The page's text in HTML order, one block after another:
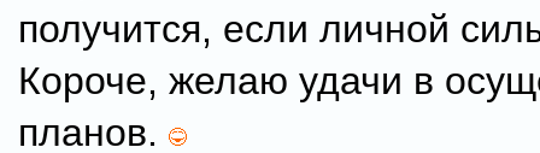
получится, если личной
Короче, желаю удачи в
планов.